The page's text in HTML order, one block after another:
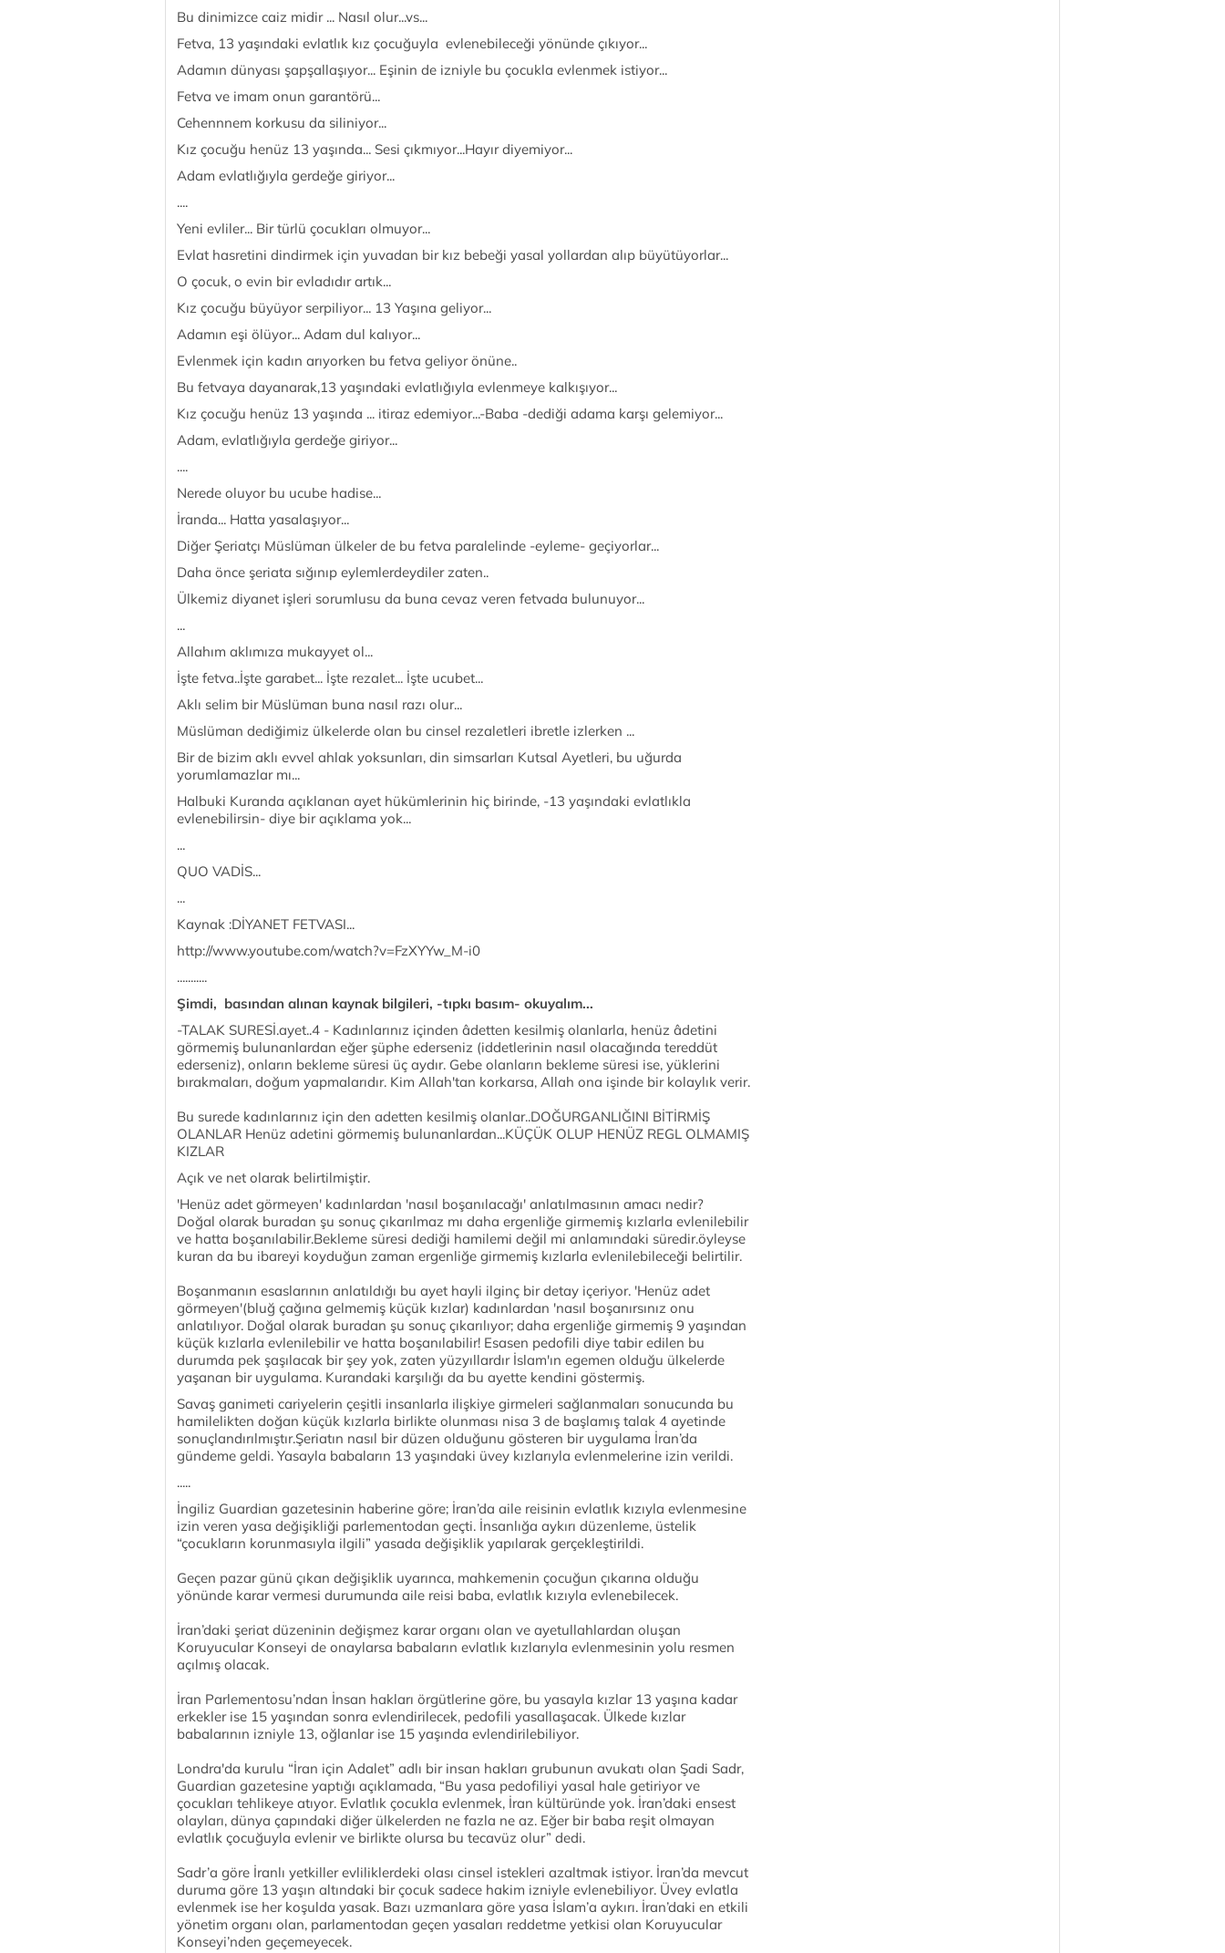
Bu dinimizce caiz midir ... Nasıl olur...vs...
Fetva, 13 yaşındaki evlatlık kız çocuğuyla evlenebileceği yönünde çıkıyor...
Adamın dünyası şapşallaşıyor... Eşinin de izniyle bu çocukla evlenmek istiyor...
Fetva ve imam onun garantörü...
Cehennnem korkusu da siliniyor...
Kız çocuğu henüz 13 yaşında... Sesi çıkmıyor...Hayır diyemiyor...
Adam evlatlığıyla gerdeğe giriyor...
....
Yeni evliler... Bir türlü çocukları olmuyor...
Evlat hasretini dindirmek için yuvadan bir kız bebeği yasal yollardan alıp büyütüyorlar...
O çocuk, o evin bir evladıdır artık...
Kız çocuğu büyüyor serpiliyor... 13 Yaşına geliyor...
Adamın eşi ölüyor... Adam dul kalıyor...
Evlenmek için kadın arıyorken bu fetva geliyor önüne..
Bu fetvaya dayanarak,13 yaşındaki evlatlığıyla evlenmeye kalkışıyor...
Kız çocuğu henüz 13 yaşında ... itiraz edemiyor...-Baba -dediği adama karşı gelemiyor...
Adam, evlatlığıyla gerdeğe giriyor...
....
Nerede oluyor bu ucube hadise...
İranda... Hatta yasalaşıyor...
Diğer Şeriatçı Müslüman ülkeler de bu fetva paralelinde -eyleme- geçiyorlar...
Daha önce şeriata sığınıp eylemlerdeydiler zaten..
Ülkemiz diyanet işleri sorumlusu da buna cevaz veren fetvada bulunuyor...
...
Allahım aklımıza mukayyet ol...
İşte fetva..İşte garabet... İşte rezalet... İşte ucubet...
Aklı selim bir Müslüman buna nasıl razı olur...
Müslüman dediğimiz ülkelerde olan bu cinsel rezaletleri ibretle izlerken ...
Bir de bizim aklı evvel ahlak yoksunları, din simsarları Kutsal Ayetleri, bu uğurda
yorumlamazlar mı...
Halbuki Kuranda açıklanan ayet hükümlerinin hiç birinde, -13 yaşındaki evlatlıkla
evlenebilirsin- diye bir açıklama yok...
...
QUO VADİS...
...
Kaynak :DİYANET FETVASI...
http://www.youtube.com/watch?v=FzXYYw_M-i0
...........
Şimdi, basından alınan kaynak bilgileri, -tıpkı basım- okuyalım...
-TALAK SURESİ.ayet..4 - Kadınlarınız içinden âdetten kesilmiş olanlarla, henüz âdetini
görmemiş bulunanlardan eğer şüphe ederseniz (iddetlerinin nasıl olacağında tereddüt
ederseniz), onların bekleme süresi üç aydır. Gebe olanların bekleme süresi ise, yüklerini
bırakmaları, doğum yapmalarıdır. Kim Allah'tan korkarsa, Allah ona işinde bir kolaylık verir.
Bu surede kadınlarınız için den adetten kesilmiş olanlar..DOĞURGANLIĞINI BİTİRMİŞ
OLANLAR Henüz adetini görmemiş bulunanlardan...KÜÇÜK OLUP HENÜZ REGL OLMAMIŞ
KIZLAR
Açık ve net olarak belirtilmiştir.
'Henüz adet görmeyen' kadınlardan 'nasıl boşanılacağı' anlatılmasının amacı nedir?
Doğal olarak buradan şu sonuç çıkarılmaz mı daha ergenliğe girmemiş kızlarla evlenilebilir
ve hatta boşanılabilir.Bekleme süresi dediği hamilemi değil mi anlamındaki süredir.öyleyse
kuran da bu ibareyi koyduğun zaman ergenliğe girmemiş kızlarla evlenilebileceği belirtilir.
Boşanmanın esaslarının anlatıldığı bu ayet hayli ilginç bir detay içeriyor. 'Henüz adet
görmeyen'(bluğ çağına gelmemiş küçük kızlar) kadınlardan 'nasıl boşanırsınız onu
anlatılıyor. Doğal olarak buradan şu sonuç çıkarılıyor; daha ergenliğe girmemiş 9 yaşından
küçük kızlarla evlenilebilir ve hatta boşanılabilir! Esasen pedofili diye tabir edilen bu
durumda pek şaşılacak bir şey yok, zaten yüzyıllardır İslam'ın egemen olduğu ülkelerde
yaşanan bir uygulama. Kurandaki karşılığı da bu ayette kendini göstermiş.
Savaş ganimeti cariyelerin çeşitli insanlarla ilişkiye girmeleri sağlanmaları sonucunda bu
hamilelikten doğan küçük kızlarla birlikte olunması nisa 3 de başlamış talak 4 ayetinde
sonuçlandırılmıştır.Şeriatın nasıl bir düzen olduğunu gösteren bir uygulama İran’da
gündeme geldi. Yasayla babaların 13 yaşındaki üvey kızlarıyla evlenmelerine izin verildi.
.....
İngiliz Guardian gazetesinin haberine göre; İran’da aile reisinin evlatlık kızıyla evlenmesine
izin veren yasa değişikliği parlementodan geçti. İnsanlığa aykırı düzenleme, üstelik
“çocukların korunmasıyla ilgili” yasada değişiklik yapılarak gerçekleştirildi.
Geçen pazar günü çıkan değişiklik uyarınca, mahkemenin çocuğun çıkarına olduğu
yönünde karar vermesi durumunda aile reisi baba, evlatlık kızıyla evlenebilecek.
İran’daki şeriat düzeninin değişmez karar organı olan ve ayetullahlardan oluşan
Koruyucular Konseyi de onaylarsa babaların evlatlık kızlarıyla evlenmesinin yolu resmen
açılmış olacak.
İran Parlementosu’ndan İnsan hakları örgütlerine göre, bu yasayla kızlar 13 yaşına kadar
erkekler ise 15 yaşından sonra evlendirilecek, pedofili yasallaşacak. Ülkede kızlar
babalarının izniyle 13, oğlanlar ise 15 yaşında evlendirilebiliyor.
Londra'da kurulu “İran için Adalet” adlı bir insan hakları grubunun avukatı olan Şadi Sadr,
Guardian gazetesine yaptığı açıklamada, “Bu yasa pedofiliyi yasal hale getiriyor ve
çocukları tehlikeye atıyor. Evlatlık çocukla evlenmek, İran kültüründe yok. İran’daki ensest
olayları, dünya çapındaki diğer ülkelerden ne fazla ne az. Eğer bir baba reşit olmayan
evlatlık çocuğuyla evlenir ve birlikte olursa bu tecavüz olur” dedi.
Sadr’a göre İranlı yetkiller evliliklerdeki olası cinsel istekleri azaltmak istiyor. İran’da mevcut
duruma göre 13 yaşın altındaki bir çocuk sadece hakim izniyle evlenebiliyor. Üvey evlatla
evlenmek ise her koşulda yasak. Bazı uzmanlara göre yasa İslam’a aykırı. İran’daki en etkili
yönetim organı olan, parlamentodan geçen yasaları reddetme yetkisi olan Koruyucular
Konseyi’nden geçemeyecek.